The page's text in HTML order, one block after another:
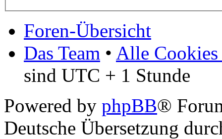
Foren-Übersicht
Das Team • Alle Cookies
sind UTC + 1 Stunde
Powered by phpBB®
Deutsche Übersetzung